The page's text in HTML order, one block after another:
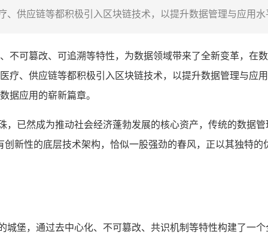
供应链等都积极引入区块链技术，以提升数据管理与应用
不可篡改、可追溯等特性，为数据领域带来了全新变革，在
疗、供应链等都积极引入区块链技术，以提升数据管理与应
据应用的崭新篇章。
已然成为推动社会经济蓬勃发展的核心资产，传统的数据
新性的底层技术架构，恰似一股强劲的春风，正以其独特
堡，通过去中心化、不可篡改、共识机制等特性构建了一